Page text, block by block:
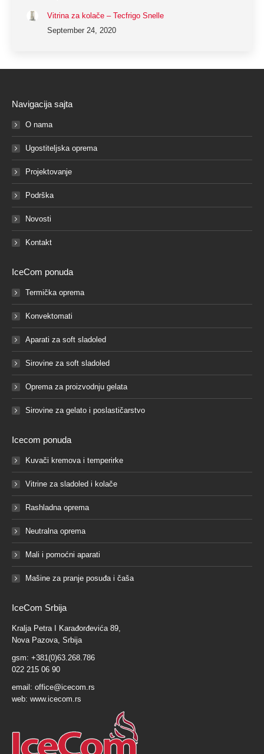
Vitrina za kolače – Tecfrigo Snelle
September 24, 2020
Navigacija sajta
O nama
Ugostiteljska oprema
Projektovanje
Podrška
Novosti
Kontakt
IceCom ponuda
Termička oprema
Konvektomati
Aparati za soft sladoled
Sirovine za soft sladoled
Oprema za proizvodnju gelata
Sirovine za gelato i poslastičarstvo
Icecom ponuda
Kuvači kremova i temperirke
Vitrine za sladoled i kolače
Rashladna oprema
Neutralna oprema
Mali i pomoćni aparati
Mašine za pranje posuđa i čaša
IceCom Srbija
Kralja Petra I Karađorđevića 89,
Nova Pazova, Srbija
gsm: +381(0)63.268.786
022 215 06 90
email: office@icecom.rs
web: www.icecom.rs